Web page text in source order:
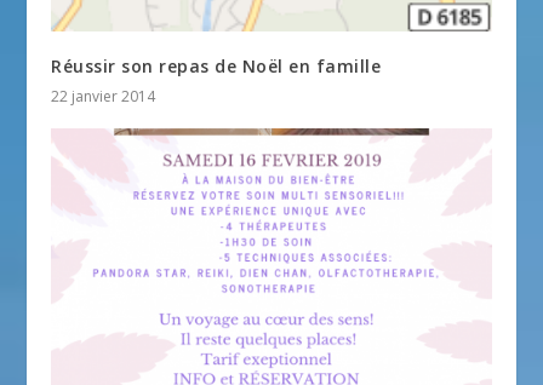
Réussir son repas de Noël en famille
22 janvier 2014